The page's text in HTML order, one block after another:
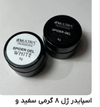
اسپایدر ژل 8 گرمی سفید و